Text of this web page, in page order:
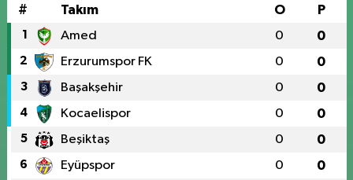
# Takım O P
1 Amed 0 0
2 Erzurumspor FK 0 0
3 Başakşehir 0 0
4 Kocaelispor 0 0
5 Beşiktaş 0 0
6 Eyüpspor 0 0